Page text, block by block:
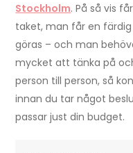
Stockholm. På så vis
taket, man får en
göras – och man
mycket att tänka på
person till person, så
innan du tar något
passar just din budget.